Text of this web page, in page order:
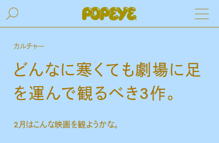
カルチャー
どんなに寒くても劇場に足
を運んで観るべき3作。
2月はこんな映画を観ようかな。